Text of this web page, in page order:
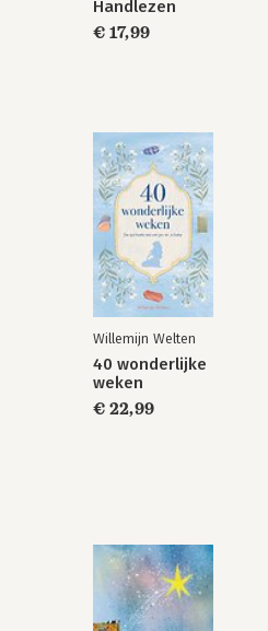
Handlezen
€ 17,99
Willemijn Welten
40 wonderlijke
weken
€ 22,99